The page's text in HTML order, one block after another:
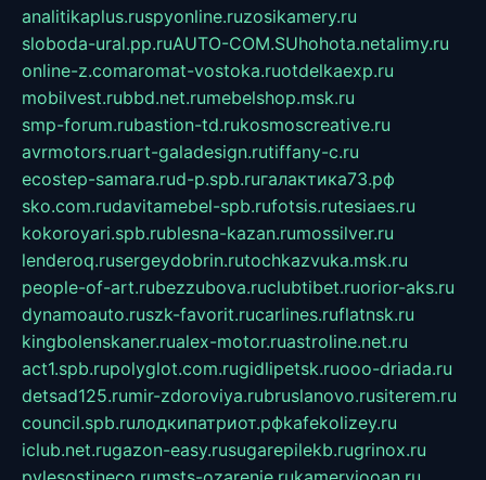
analitikaplus.ruspyonline.ruzosikamery.ru
sloboda-ural.pp.ruAUTO-COM.SUhohota.netalimy.ru
online-z.comaromat-vostoka.ruotdelkaexp.ru
mobilvest.rubbd.net.rumebelshop.msk.ru
smp-forum.rubastion-td.rukosmoscreative.ru
avrmotors.ruart-galadesign.rutiffany-c.ru
ecostep-samara.rud-p.spb.ruгалактика73.рф
sko.com.rudavitamebel-spb.rufotsis.rutesiaes.ru
kokoroyari.spb.rublesna-kazan.rumossilver.ru
lenderoq.rusergeydobrin.rutochkazvuka.msk.ru
people-of-art.rubezzubova.ruclubtibet.ruorior-aks.ru
dynamoauto.ruszk-favorit.rucarlines.ruflatnsk.ru
kingbolenskaner.rualex-motor.ruastroline.net.ru
act1.spb.rupolyglot.com.rugidlipetsk.ruooo-driada.ru
detsad125.rumir-zdoroviya.rubruslanovo.rusiterem.ru
council.spb.ruлодкипатриот.рфkafekolizey.ru
iclub.net.rugazon-easy.rusugarepilekb.rugrinox.ru